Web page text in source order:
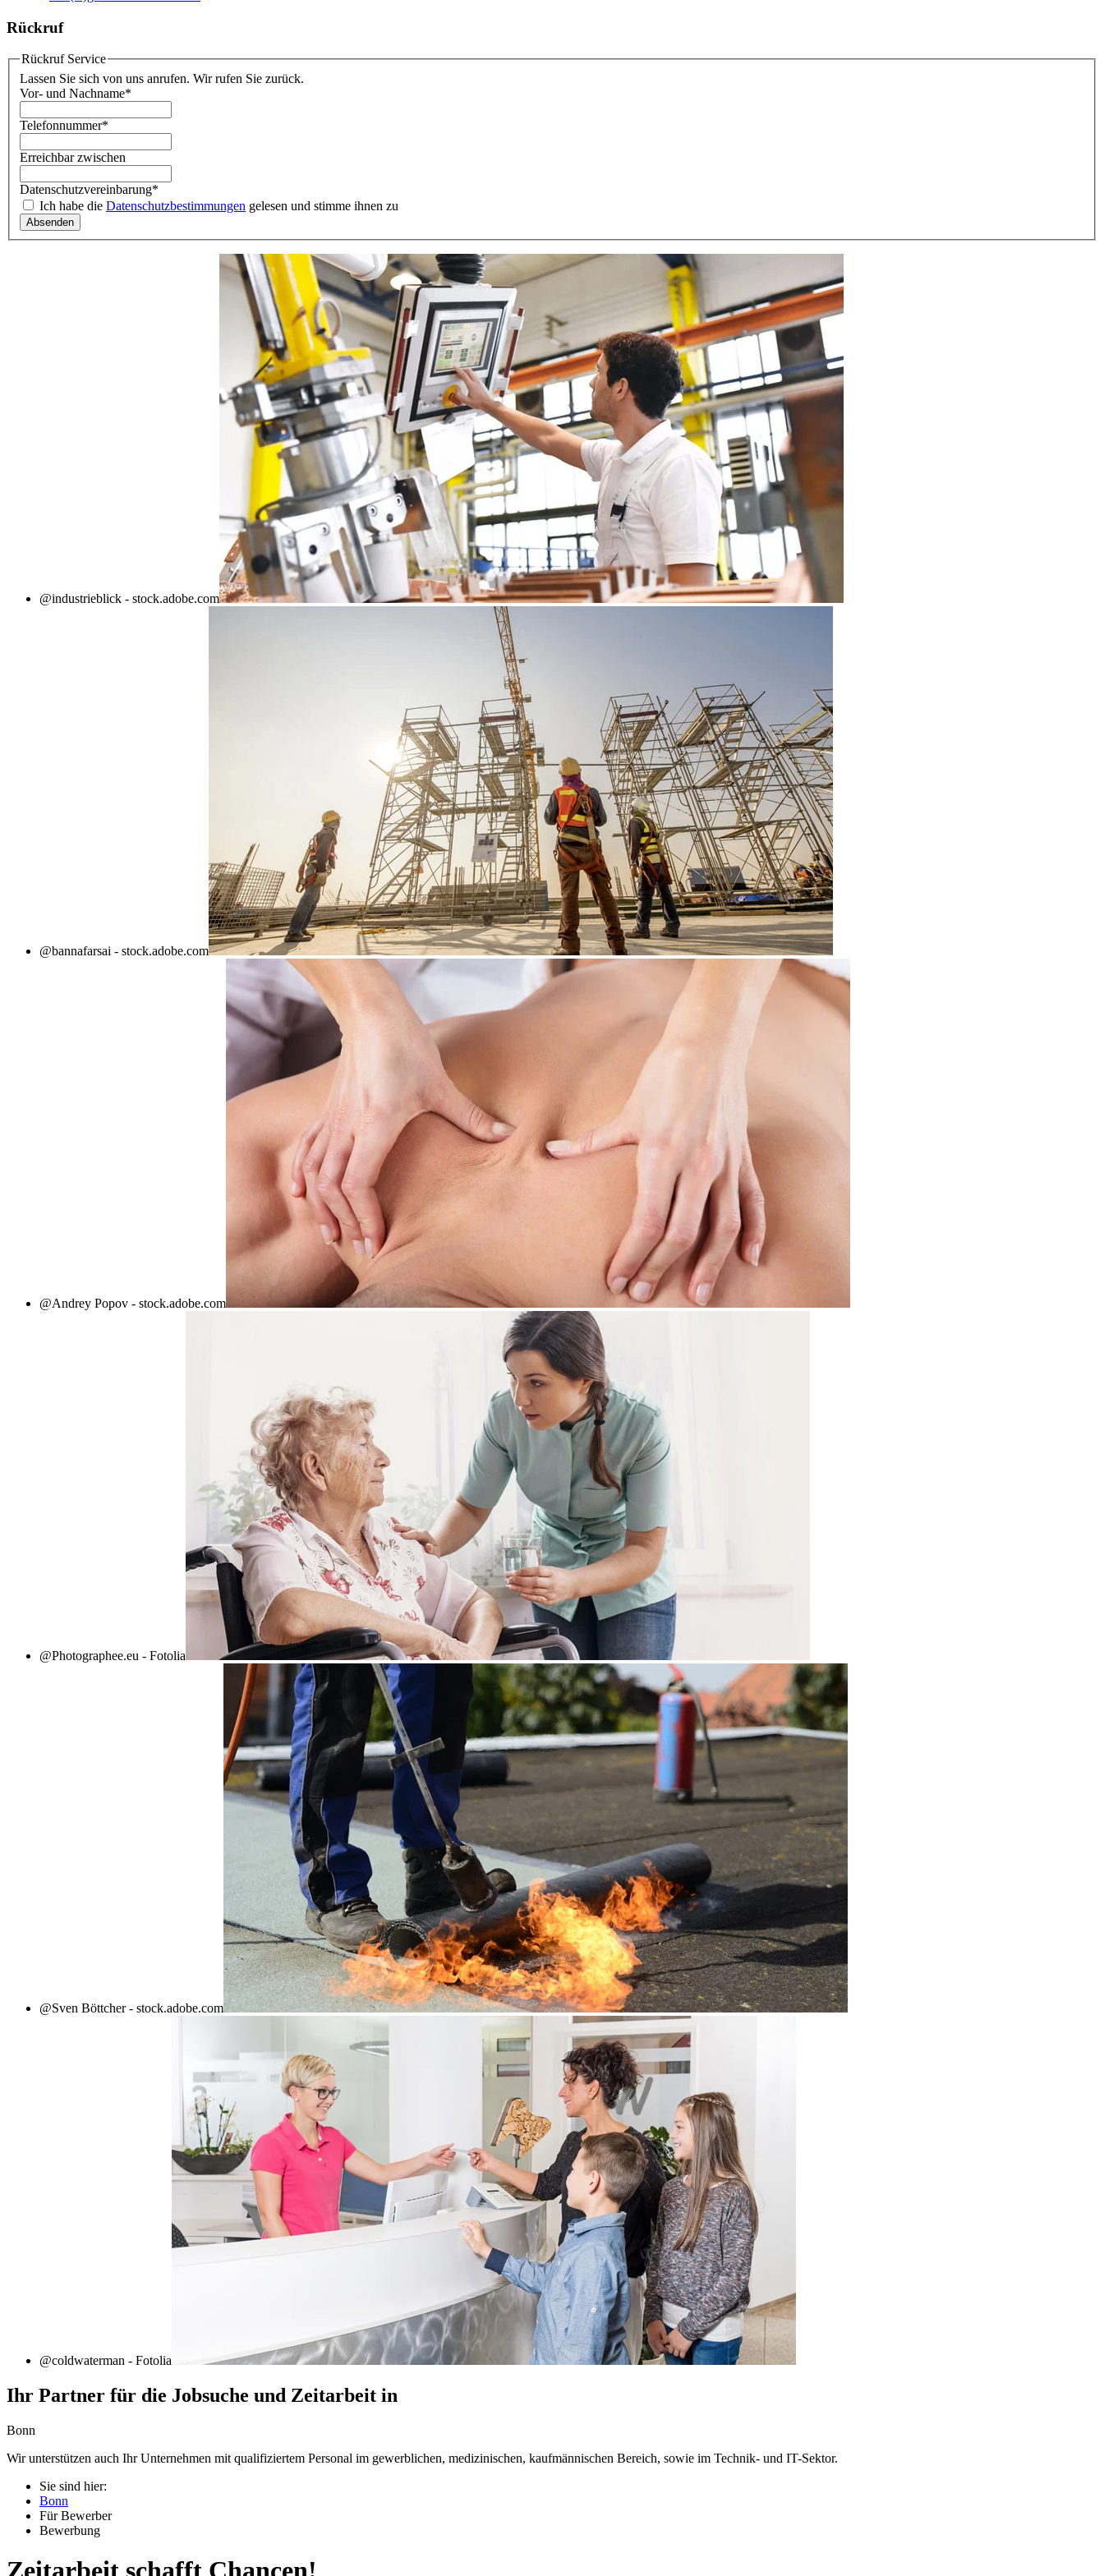
Rückruf
Rückruf Service
Lassen Sie sich von uns anrufen. Wir rufen Sie zurück.
Vor- und Nachname*
Telefonnummer*
Erreichbar zwischen
Datenschutzvereinbarung*
Ich habe die Datenschutzbestimmungen gelesen und stimme ihnen zu
@industrieblick - stock.adobe.com
@bannafarsai - stock.adobe.com
@Andrey Popov - stock.adobe.com
@Photographee.eu - Fotolia
@Sven Böttcher - stock.adobe.com
@coldwaterman - Fotolia
Ihr Partner für die Jobsuche und Zeitarbeit in
Bonn
Wir unterstützen auch Ihr Unternehmen mit qualifiziertem Personal im gewerblichen, medizinischen, kaufmännischen Bereich, sowie im Technik- und IT-Sektor.
Sie sind hier:
Bonn
Für Bewerber
Bewerbung